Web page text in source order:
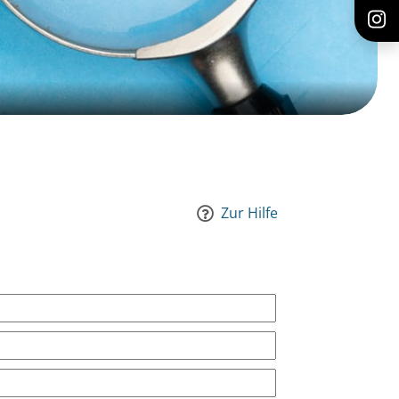
Zur Hilfe